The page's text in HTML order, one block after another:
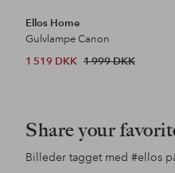
Ellos Home
Gulvlampe Canon
1 519 DKK 1 999 DKK
Share your
Billeder tagget med #ellos